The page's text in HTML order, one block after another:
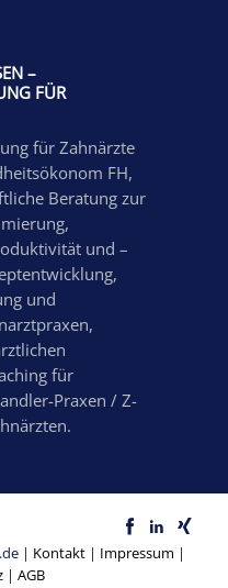
–
FÜR
für Zahnärzte
FH,
Beratung zur
und –
und
für
Praxen / Z-
| Kontakt | Impressum |
| AGB